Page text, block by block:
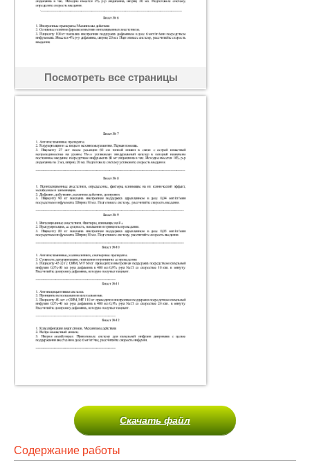
Посмотреть все страницы
Скачать файл
Содержание работы